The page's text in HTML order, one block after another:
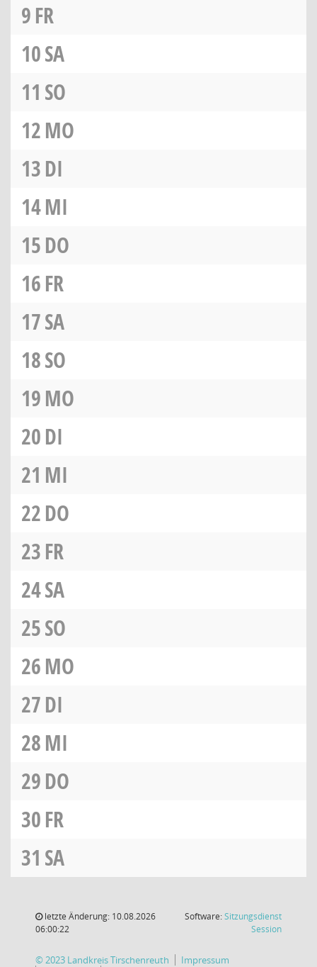
9FR
10SA
11 SO
12MO
13DI
14MI
15DO
16FR
17SA
18SO
19MO
20DI
21 MI
22DO
23FR
24SA
25SO
26MO
27DI
28MI
29DO
30FR
31 SA
letzte Änderung: 10.08.2026
06:00:22
Software:Sitzungsdienst
Session(Wird in
© 2023 Landkreis Tirschenreuth
Impressum